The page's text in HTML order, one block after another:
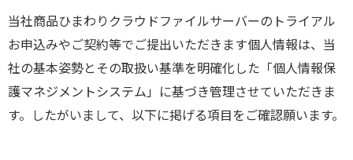
当社商品ひまわりクラウドファイルサーバーのトライアル
お申込みやご契約等でご提出いただきます個人情報は、当
社の基本姿勢とその取扱い基準を明確化した「個人情報保
護マネジメントシステム」に基づき管理させていただきま
す。したがいまして、以下に掲げる項目をご確認願います。